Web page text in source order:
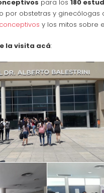
para los 180
por obstetras y ginecólogas
y los mitos sobre
la visita acá: